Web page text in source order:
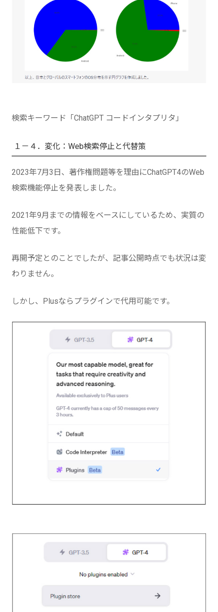
検索キーワード「ChatGPT コードインタプリタ」
１－４．変化：Web検索停止と代替策
2023年7月3日、著作権問題等を理由にChatGPT4のWeb
検索機能停止を発表しました。
2021年9月までの情報をベースにしているため、実質の
性能低下です。
再開予定とのことでしたが、記事公開時点でも状況は変
わりません。
しかし、Plusならプラグインで代用可能です。